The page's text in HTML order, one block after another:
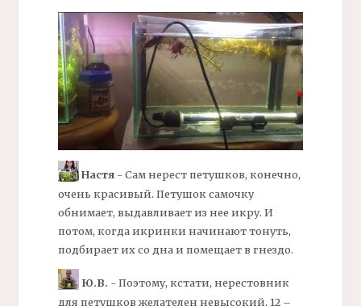
Настя- Сам нерест петушков, конечно,
очень красивый. Петушок самочку
обнимает, выдавливает из нее икру. И
потом, когда икринки начинают тонуть,
подбирает их со дна и помещает в гнездо.
Ю.В. - Поэтому, кстати, нерестовник
для петушков желателен невысокий, 12 –